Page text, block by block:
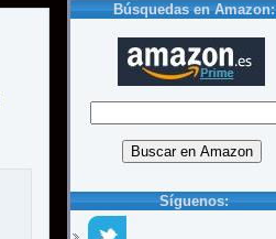
Búsquedas en Amazon:
Síguenos: